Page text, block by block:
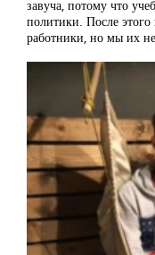
завуча, потому что
политики. После
работники, но мы их